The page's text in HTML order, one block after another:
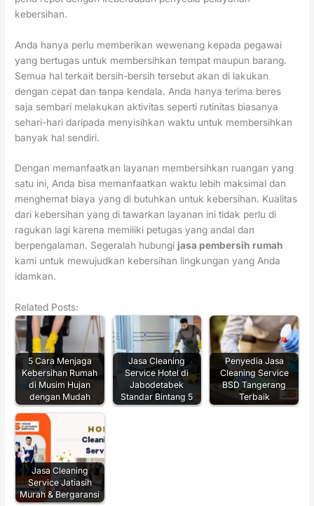
kebersihan.
Anda hanya perlu memberikan wewenang kepada pegawai
yang bertugas untuk membersihkan tempat maupun barang.
Semua hal terkait bersih-bersih tersebut akan di lakukan
dengan cepat dan tanpa kendala. Anda hanya terima beres
saja sembari melakukan aktivitas seperti rutinitas biasanya
sehari-hari daripada menyisihkan waktu untuk membersihkan
banyak hal sendiri.
Dengan memanfaatkan layanan membersihkan ruangan yang
satu ini, Anda bisa memanfaatkan waktu lebih maksimal dan
menghemat biaya yang di butuhkan untuk kebersihan. Kualitas
dari kebersihan yang di tawarkan layanan ini tidak perlu di
ragukan lagi karena memiliki petugas yang andal dan
berpengalaman. Segeralah hubungijasa pembersih rumah
kami untuk mewujudkan kebersihan lingkungan yang Anda
idamkan.
Related Posts:
5 Cara Menjaga
Kebersihan Rumah
di Musim Hujan
dengan Mudah
Jasa Cleaning
Service Hotel di
Jabodetabek
Standar Bintang 5
Penyedia Jasa
Cleaning Service
BSD Tangerang
Terbaik
Jasa Cleaning
Service Jatiasih
Murah & Bergaransi